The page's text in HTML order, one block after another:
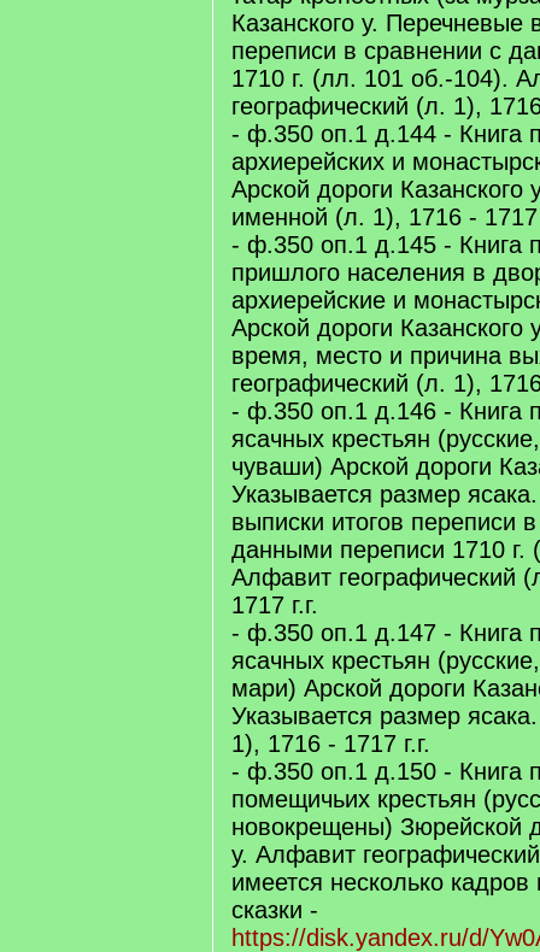
Казанского у. Перечневые
переписи в сравнении с
1710 г. (лл. 101 об.-104).
географический (л. 1),
- ф.350 оп.1 д.144 - Книга
архиерейских и
Арской дороги Казанского
именной (л. 1), 1716 - 1717
- ф.350 оп.1 д.145 - Книга
пришлого населения в
архиерейские и
Арской дороги Казанского
время, место и причина
географический (л. 1),
- ф.350 оп.1 д.146 - Книга
ясачных крестьян
чуваши) Арской дороги
Указывается размер
выписки итогов переписи
данными переписи 1710 г.
Алфавит географический
1717 г.г.
- ф.350 оп.1 д.147 - Книга
ясачных крестьян
мари) Арской дороги
Указывается размер
1), 1716 - 1717 г.г.
- ф.350 оп.1 д.150 - Книга
помещичьих крестьян
новокрещены) Зюрейской
у. Алфавит
имеется несколько кадров
сказки -
https://disk.yandex.ru/d/